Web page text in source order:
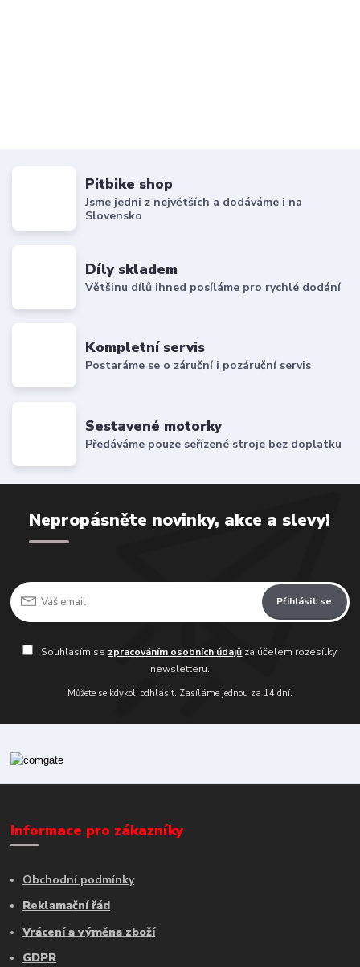
Pitbike shop
Jsme jedni z největších a dodáváme i na
Slovensko
Díly skladem
Většinu dílů ihned posíláme pro rychlé dodání
Kompletní servis
Postaráme se o záruční i pozáruční servis
Sestavené motorky
Předáváme pouze seřízené stroje bez doplatku
Nepropásněte novinky, akce a slevy!
Přihlásit se
Souhlasím se zpracováním osobních údajů za účelem rozesílky
newsletteru.
Můžete se kdykoli odhlásit. Zasíláme jednou za 14 dní.
Informace pro zákazníky
Obchodní podmínky
Reklamační řád
Vrácení a výměna zboží
GDPR